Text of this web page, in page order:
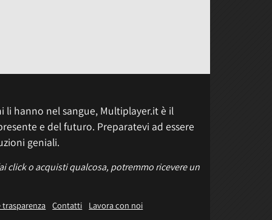
hanno nel sangue, Multiplayer.it è il
e del futuro. Preparatevi ad essere
geniali.
click o acquisti qualcosa, potremmo ricevere un
trasparenza Contatti Lavora con noi